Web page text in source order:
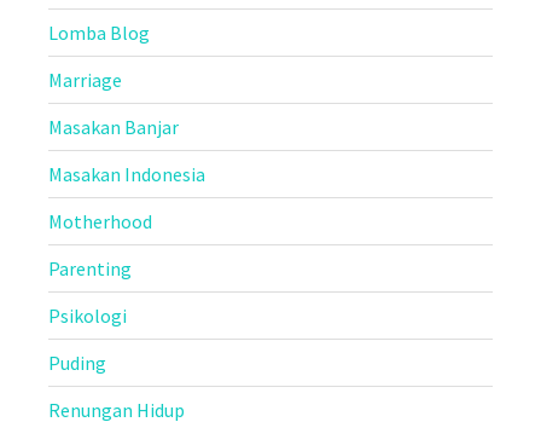
Lomba Blog
Marriage
Masakan Banjar
Masakan Indonesia
Motherhood
Parenting
Psikologi
Puding
Renungan Hidup